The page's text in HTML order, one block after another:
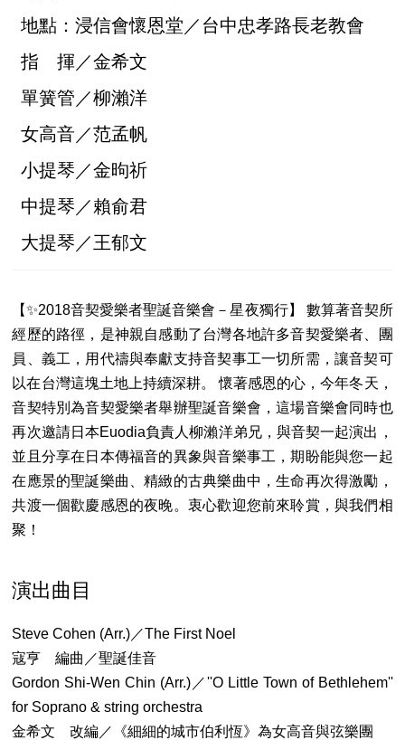
地點：浸信會懷恩堂／台中忠孝路長老教會
指 揮／金希文
單簧管／柳瀨洋
女高音／范孟帆
小提琴／金昫祈
中提琴／賴俞君
大提琴／王郁文
【✨2018音契愛樂者聖誕音樂會－星夜獨行】 數算著音契所
經歷的路徑，是神親自感動了台灣各地許多音契愛樂者、團
員、義工，用代禱與奉獻支持音契事工一切所需，讓音契可
以在台灣這塊土地上持續深耕。 懷著感恩的心，今年冬天，
音契特別為音契愛樂者舉辦聖誕音樂會，這場音樂會同時也
再次邀請日本Euodia負責人柳瀨洋弟兄，與音契一起演出，
並且分享在日本傳福音的異象與音樂事工，期盼能與您一起
在應景的聖誕樂曲、精緻的古典樂曲中，生命再次得激勵，
共渡一個歡慶感恩的夜晚。衷心歡迎您前來聆賞，與我們相
聚！
演出曲目
Steve Cohen (Arr.)／The First Noel
寇亨 編曲／聖誕佳音
Gordon Shi-Wen Chin (Arr.)／''O Little Town of Bethlehem''
for Soprano & string orchestra
金希文 改編／《細細的城市伯利恆》為女高音與弦樂團